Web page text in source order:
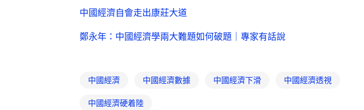
中國經濟自會走出康莊大道
鄭永年：中國經濟學兩大難題如何破題｜專家有話說
中國經濟 中國經濟數據 中國經濟下滑 中國經濟透視
中國經濟硬着陸